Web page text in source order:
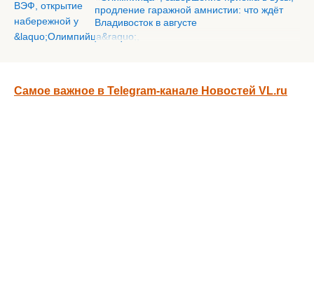
продление гаражной амнистии: что ждёт
Владивосток в августе
Самое важное в Telegram-канале Новостей VL.ru